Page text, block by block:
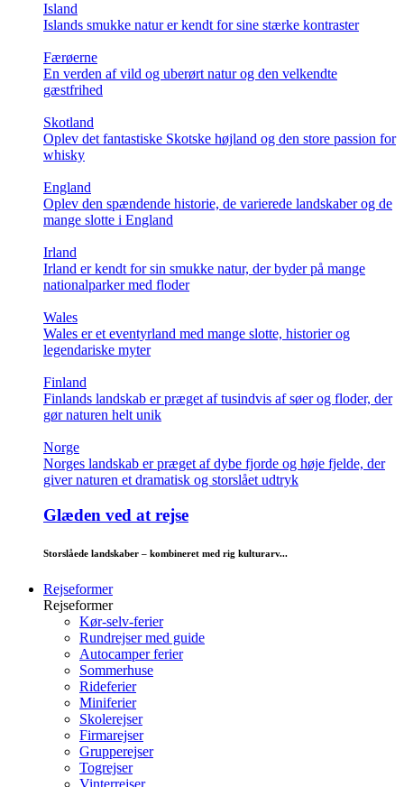
Island
Islands smukke natur er kendt for sine stærke kontraster
Færøerne
En verden af vild og uberørt natur og den velkendte
gæstfrihed
Skotland
Oplev det fantastiske Skotske højland og den store passion for
whisky
England
Oplev den spændende historie, de varierede landskaber og de
mange slotte i England
Irland
Irland er kendt for sin smukke natur, der byder på mange
nationalparker med floder
Wales
Wales er et eventyrland med mange slotte, historier og
legendariske myter
Finland
Finlands landskab er præget af tusindvis af søer og floder, der
gør naturen helt unik
Norge
Norges landskab er præget af dybe fjorde og høje fjelde, der
giver naturen et dramatisk og storslået udtryk
Glæden ved at rejse
Storslåede landskaber – kombineret med rig kulturarv...
Rejseformer
Rejseformer
Kør-selv-ferier
Rundrejser med guide
Autocamper ferier
Sommerhuse
Rideferier
Miniferier
Skolerejser
Firmarejser
Grupperejser
Togrejser
Vinterrejser